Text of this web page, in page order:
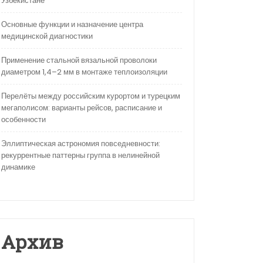
Основные функции и назначение центра
медицинской диагностики
Применение стальной вязальной проволоки
диаметром 1,4–2 мм в монтаже теплоизоляции
Перелёты между российским курортом и турецким
мегаполисом: варианты рейсов, расписание и
особенности
Эллиптическая астрономия повседневности:
рекуррентные паттерны группа в нелинейной
динамике
Архив